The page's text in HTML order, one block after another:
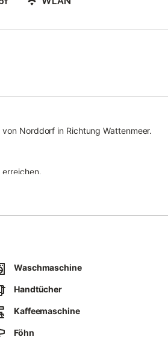
Norddorf in Richtung Wattenmeer.
erreichen.
mit Schlafmöglichkeiten für 4 Personen
Waschmaschine
Handtücher
Kaffeemaschine
Föhn